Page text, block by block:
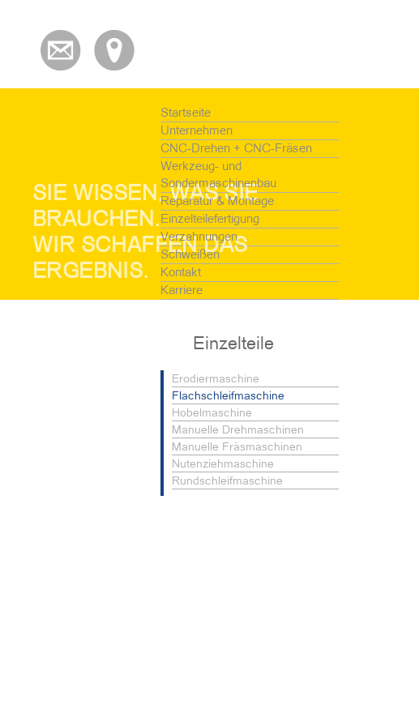
SIE WISSEN, WAS SIE
BRAUCHEN.
WIR SCHAFFEN DAS
ERGEBNIS.
Startseite
Unternehmen
CNC-Drehen + CNC-Fräsen
Werkzeug- und
Sondermaschinenbau
Reparatur & Montage
Einzelteilefertigung
Verzahnungen
Schweißen
Kontakt
Karriere
Einzelteile
Erodiermaschine
Flachschleifmaschine
Hobelmaschine
Manuelle Drehmaschinen
Manuelle Fräsmaschinen
Nutenziehmaschine
Rundschleifmaschine